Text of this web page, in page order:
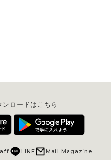
ロードはこちら
LINE Mail Magazine